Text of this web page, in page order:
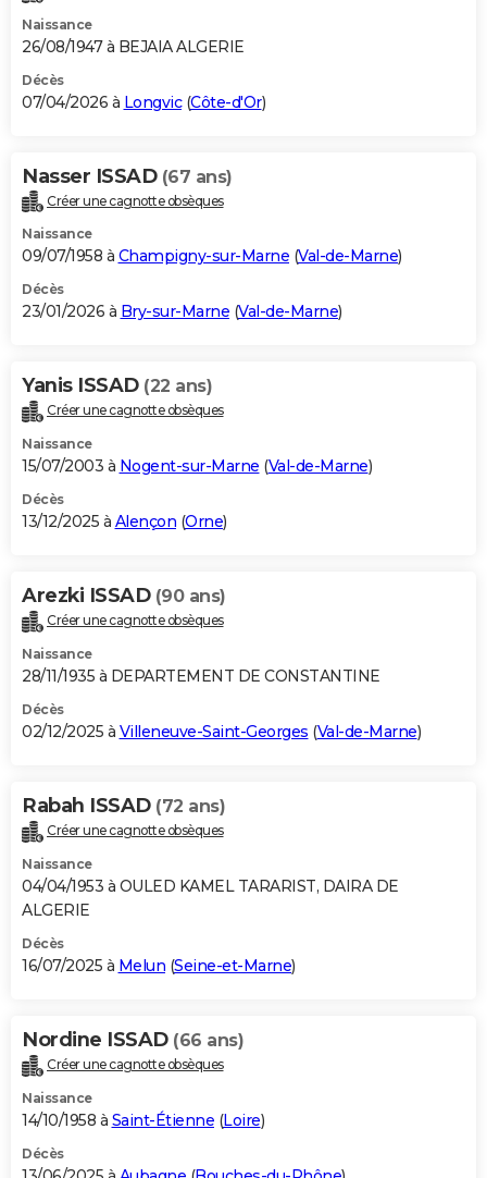
Naissance
26/08/1947 à BEJAIA ALGERIE
Décès
07/04/2026 à Longvic(Côte-d'Or)
Nasser ISSAD (67 ans)
Créer une cagnotte obsèques
Naissance
09/07/1958 à Champigny-sur-Marne (Val-de-Marne)
Décès
23/01/2026 à Bry-sur-Marne (Val-de-Marne)
Yanis ISSAD (22 ans)
Créer une cagnotte obsèques
Naissance
15/07/2003 à Nogent-sur-Marne (Val-de-Marne)
Décès
13/12/2025 à Alençon (Orne)
Arezki ISSAD (90 ans)
Créer une cagnotte obsèques
Naissance
28/11/1935 à DEPARTEMENT DE CONSTANTINE
Décès
02/12/2025 à Villeneuve-Saint-Georges (Val-de-Marne)
Rabah ISSAD (72 ans)
Créer une cagnotte obsèques
Naissance
04/04/1953 à OULED KAMEL TARARIST, DAIRA DE
ALGERIE
Décès
16/07/2025 à Melun (Seine-et-Marne)
Nordine ISSAD (66 ans)
Créer une cagnotte obsèques
Naissance
14/10/1958 à Saint-Étienne (Loire)
Décès